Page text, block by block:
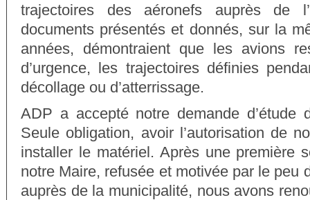
trajectoires des aéronefs auprès de
documents présentés et donnés, sur la
années, démontraient que les avions
d’urgence, les trajectoires définies
décollage ou d’atterrissage.
ADP a accepté notre demande d’étude
Seule obligation, avoir l’autorisation de
installer le matériel. Après une première
notre Maire, refusée et motivée par le peu
auprès de la municipalité, nous avons